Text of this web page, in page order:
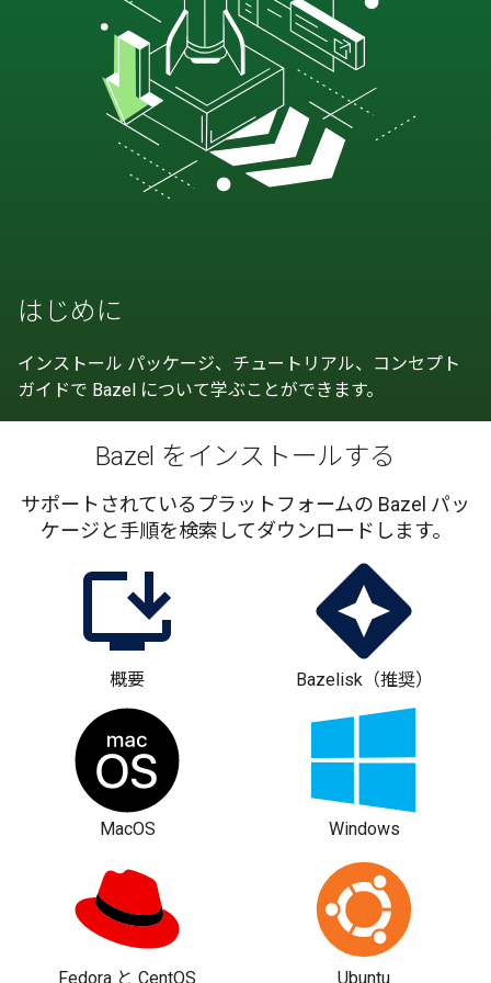
はじめに
インストール パッケージ、チュートリアル、コンセプト
ガイドで Bazel について学ぶことができます。
Bazel をインストールする
サポートされているプラットフォームの Bazel パッ
ケージと手順を検索してダウンロードします。
概要 Bazelisk（推奨）
MacOS Windows
Fedora と CentOS Ubuntu